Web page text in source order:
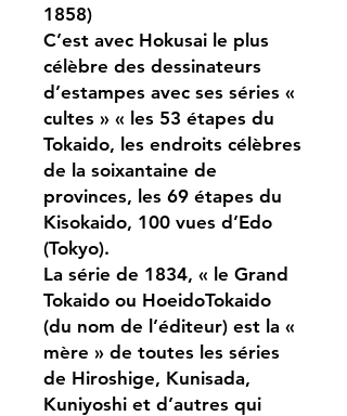
1858)
C’est avec Hokusai le plus
célèbre des dessinateurs
d’estampes avec ses séries «
cultes » « les 53 étapes du
Tokaido, les endroits célèbres
de la soixantaine de
provinces, les 69 étapes du
Kisokaido, 100 vues d’Edo
(Tokyo).
La série de 1834, « le Grand
Tokaido ou HoeidoTokaido
(du nom de l’éditeur) est la «
mère » de toutes les séries
de Hiroshige, Kunisada,
Kuniyoshi et d’autres qui